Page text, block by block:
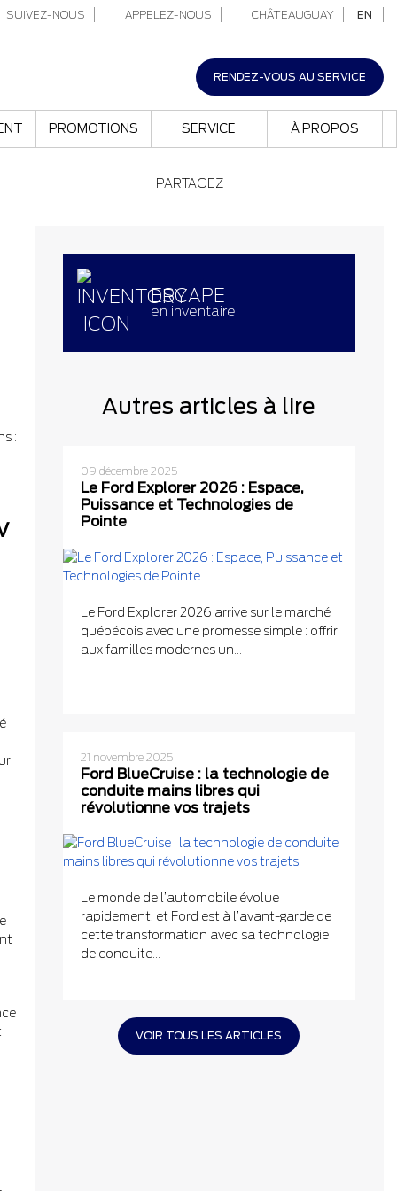
SUIVEZ-NOUS APPELEZ-NOUS CHÂTEAUGUAY EN
RENDEZ-VOUS AU SERVICE
PROMOTIONS SERVICE À PROPOS
PARTAGEZ
:
ESCAPE
en inventaire
Autres articles à lire
09 décembre 2025
Le Ford Explorer 2026 : Espace,
Puissance et Technologies de
Pointe
Le Ford Explorer 2026 arrive sur le marché
québécois avec une promesse simple : offrir
aux familles modernes un...
21 novembre 2025
Ford BlueCruise : la technologie de
conduite mains libres qui
révolutionne vos trajets
Le monde de l’automobile évolue
rapidement, et Ford est à l’avant-garde de
cette transformation avec sa technologie
de conduite...
VOIR TOUS LES ARTICLES